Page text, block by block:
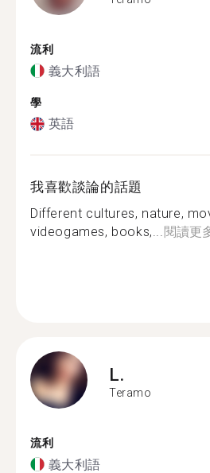
流利
義大利語
學
英語
我喜歡談論的話題
Different cultures, nature,
videogames, books,...閱讀更
L.
Teramo
流利
義大利語